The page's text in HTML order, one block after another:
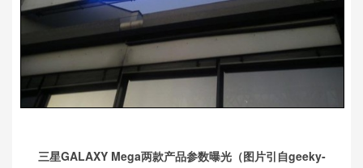
三星GALAXY Mega两款产品参数曝光（图片引自geeky-